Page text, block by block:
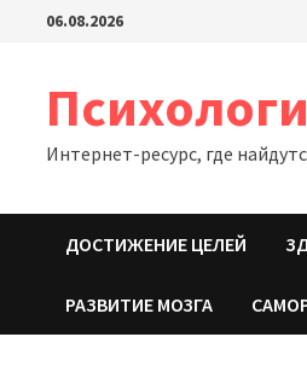
Перейти06.08.2026
Интернет-ресурс, где
ДОСТИЖЕНИЕ ЦЕЛЕЙ
РАЗВИТИЕ МОЗГА